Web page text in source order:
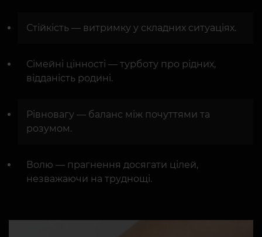
Стійкість — витримку у складних ситуаціях.
Сімейні цінності — турботу про рідних,
відданість родині.
Рівновагу — баланс між почуттями та
розумом.
Волю — прагнення досягати цілей,
незважаючи на труднощі.